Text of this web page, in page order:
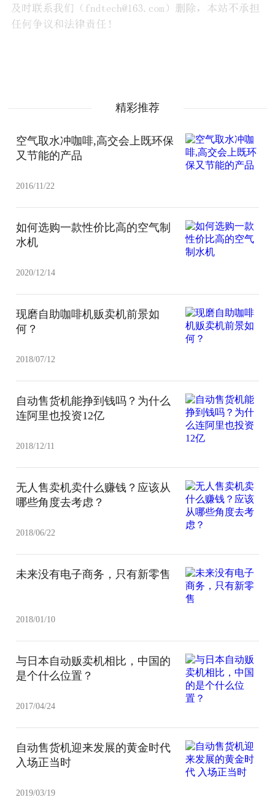
精彩推荐
空气取水冲咖啡,高交会上既环保
又节能的产品
2016/11/22
如何选购一款性价比高的空气制
水机
2020/12/14
现磨自助咖啡机贩卖机前景如
何？
2018/07/12
自动售货机能挣到钱吗？为什么
连阿里也投资12亿
2018/12/11
无人售卖机卖什么赚钱？应该从
哪些角度去考虑？
2018/06/22
未来没有电子商务，只有新零售
2018/01/10
与日本自动贩卖机相比，中国的
是个什么位置？
2017/04/24
自动售货机迎来发展的黄金时代
入场正当时
2019/03/19